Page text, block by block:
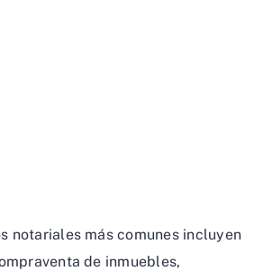
notariales más comunes incluyen
de inmuebles,